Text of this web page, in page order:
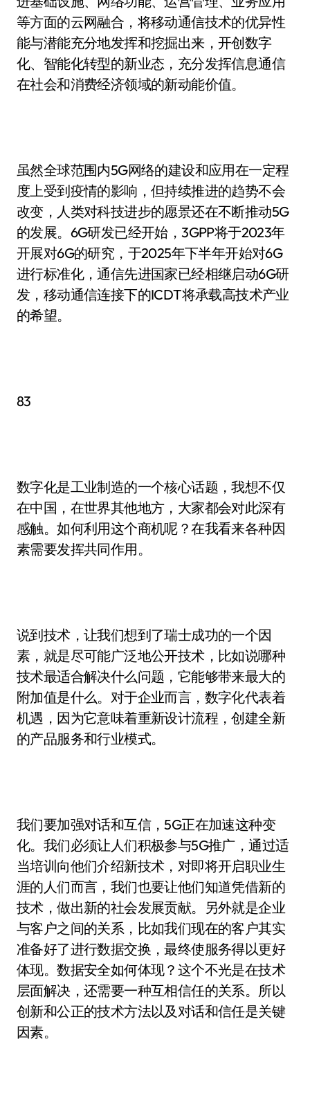
等方面的云网融合，将移动通信技术的优异性
能与潜能充分地发挥和挖掘出来，开创数字
化、智能化转型的新业态，充分发挥信息通信
在社会和消费经济领域的新动能价值。
虽然全球范围内5G网络的建设和应用在一定程
度上受到疫情的影响，但持续推进的趋势不会
改变，人类对科技进步的愿景还在不断推动5G
的发展。6G研发已经开始，3GPP将于2023年
开展对6G的研究，于2025年下半年开始对6G
进行标准化，通信先进国家已经相继启动6G研
发，移动通信连接下的ICDT将承载高技术产业
的希望。
83
数字化是工业制造的一个核心话题，我想不仅
在中国，在世界其他地方，大家都会对此深有
感触。如何利用这个商机呢？在我看来各种因
素需要发挥共同作用。
说到技术，让我们想到了瑞士成功的一个因
素，就是尽可能广泛地公开技术，比如说哪种
技术最适合解决什么问题，它能够带来最大的
附加值是什么。对于企业而言，数字化代表着
机遇，因为它意味着重新设计流程，创建全新
的产品服务和行业模式。
我们要加强对话和互信，5G正在加速这种变
化。我们必须让人们积极参与5G推广，通过适
当培训向他们介绍新技术，对即将开启职业生
涯的人们而言，我们也要让他们知道凭借新的
技术，做出新的社会发展贡献。另外就是企业
与客户之间的关系，比如我们现在的客户其实
准备好了进行数据交换，最终使服务得以更好
体现。数据安全如何体现？这个不光是在技术
层面解决，还需要一种互相信任的关系。所以
创新和公正的技术方法以及对话和信任是关键
因素。